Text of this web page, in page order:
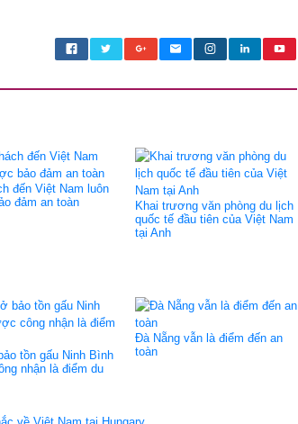
đến Việt Nam luôn
đảm an toàn
Khai trương văn phòng du lịch
quốc tế đầu tiên của Việt Nam
tại Anh
tồn gấu Ninh Bình
nhận là điểm du
Đà Nẵng vẫn là điểm đến an
toàn